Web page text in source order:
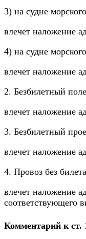
3) на судне
влечет наложение
4) на судне
влечет наложение
2. Безбилетный
влечет наложение
3. Безбилетный
влечет наложение
4. Провоз без
влечет наложение
соответствующего
Комментарий к